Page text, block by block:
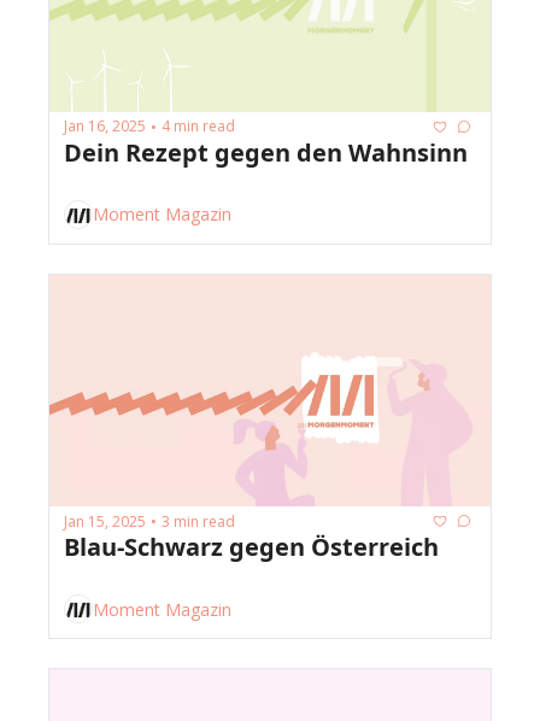
Jan 16, 2025 • 4 min read
Dein Rezept gegen den Wahnsinn
Moment Magazin
Jan 15, 2025 • 3 min read
Blau-Schwarz gegen Österreich
Moment Magazin